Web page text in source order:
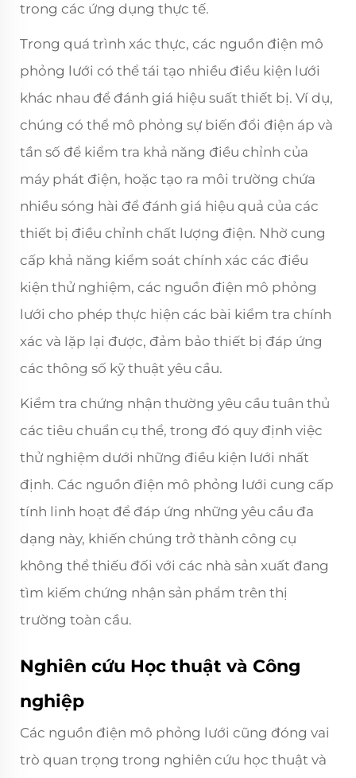
trong các ứng dụng thực tế.
Trong quá trình xác thực, các nguồn điện mô
phỏng lưới có thể tái tạo nhiều điều kiện lưới
khác nhau để đánh giá hiệu suất thiết bị. Ví dụ,
chúng có thể mô phỏng sự biến đổi điện áp và
tần số để kiểm tra khả năng điều chỉnh của
máy phát điện, hoặc tạo ra môi trường chứa
nhiều sóng hài để đánh giá hiệu quả của các
thiết bị điều chỉnh chất lượng điện. Nhờ cung
cấp khả năng kiểm soát chính xác các điều
kiện thử nghiệm, các nguồn điện mô phỏng
lưới cho phép thực hiện các bài kiểm tra chính
xác và lặp lại được, đảm bảo thiết bị đáp ứng
các thông số kỹ thuật yêu cầu.
Kiểm tra chứng nhận thường yêu cầu tuân thủ
các tiêu chuẩn cụ thể, trong đó quy định việc
thử nghiệm dưới những điều kiện lưới nhất
định. Các nguồn điện mô phỏng lưới cung cấp
tính linh hoạt để đáp ứng những yêu cầu đa
dạng này, khiến chúng trở thành công cụ
không thể thiếu đối với các nhà sản xuất đang
tìm kiếm chứng nhận sản phẩm trên thị
trường toàn cầu.
Nghiên cứu Học thuật và Công
nghiệp
Các nguồn điện mô phỏng lưới cũng đóng vai
trò quan trọng trong nghiên cứu học thuật và